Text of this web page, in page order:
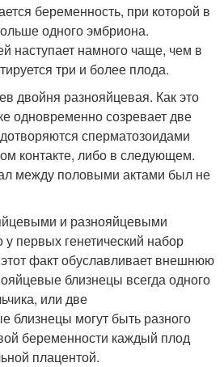
беременность, при которой в
одного эмбриона.
наступает намного чаще, чем в
три и более плода.
двойня разнояйцевая. Как это
одновременно созревает две
сперматозоидами
контакте, либо в следующем.
между половыми актами был не
и разнояйцевыми
первых генетический набор
факт обуславливает внешнюю
близнецы всегда одного
или две
близнецы могут быть разного
беременности каждый плод
плацентой.